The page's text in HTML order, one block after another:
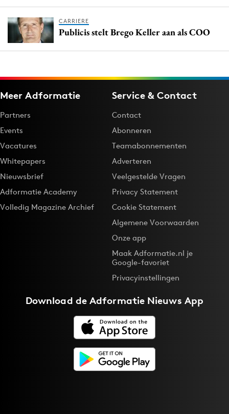
CARRIERE
Publicis stelt Brego Keller aan als COO
Meer Adformatie
Partners
Events
Vacatures
Whitepapers
Nieuwsbrief
Adformatie Academy
Volledig Magazine Archief
Service & Contact
Contact
Abonneren
Teamabonnementen
Adverteren
Veelgestelde Vragen
Privacy Statement
Cookie Statement
Algemene Voorwaarden
Onze app
Maak Adformatie.nl je
Google-favoriet
Privacyinstellingen
Download deAdformatie Nieuws App